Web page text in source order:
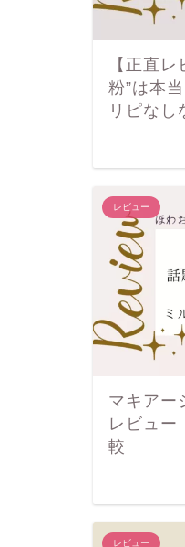
【正直
粉”は本
リピなし
レビュー
マキアー
レビュー
較
レビュー